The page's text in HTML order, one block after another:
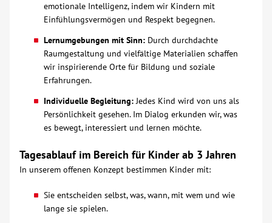
Glossar
Suche
Kontakt
AWO BB Süd
emotionale Intelligenz, indem wir Kindern mit
Einfühlungsvermögen und Respekt begegnen.
Lernumgebungen mit Sinn: Durch durchdachte
Raumgestaltung und vielfältige Materialien schaffen
wir inspirierende Orte für Bildung und soziale
Erfahrungen.
Individuelle Begleitung:Jedes Kind wird von uns als
Persönlichkeit gesehen. Im Dialog erkunden wir, was
es bewegt, interessiert und lernen möchte.
Tagesablauf im Bereich für Kinder ab 3 Jahren
In unserem offenen Konzept bestimmen Kinder mit:
Sie entscheiden selbst, was, wann, mit wem und wie
lange sie spielen.